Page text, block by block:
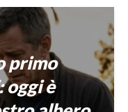
primo
oggi è